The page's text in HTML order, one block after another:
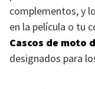
complementos, y
en la película o tu
Cascos de moto
designados para